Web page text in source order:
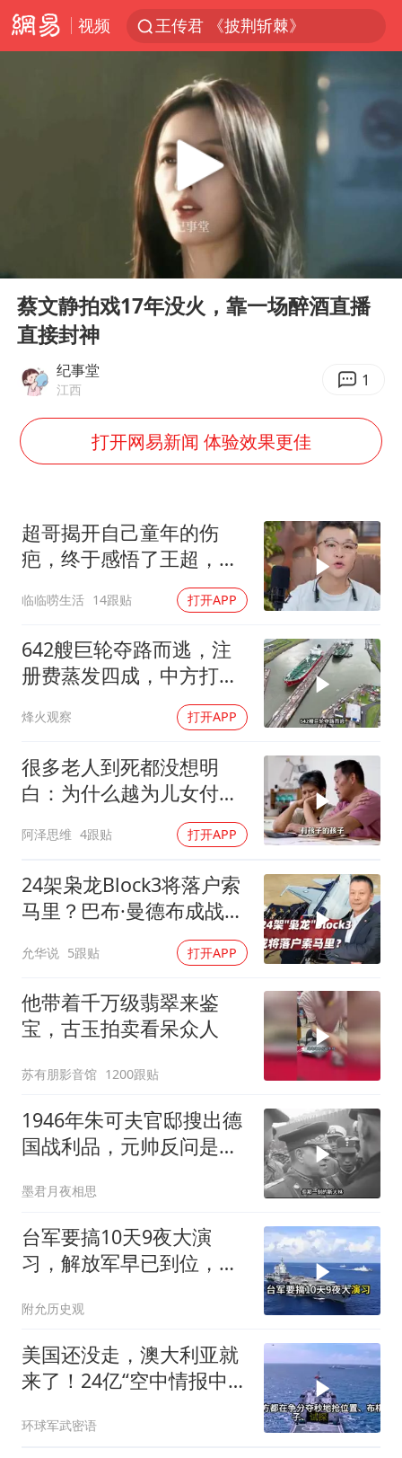
视频
王传君 《披荆斩棘》
国足U17与阿森纳决赛取消 并列冠军
2025年小学教师减少13.19万
王艺迪无缘横滨赛决赛
蒯曼挺进WTT横滨冠军赛女单四强
以军士兵把枪口对准中国记者
白海豚5次眼壁置换
Play
蔡文静拍戏17年没火，靠一场醉酒直播
直接封神
纪事堂
江西 1
打开网易新闻 体验效果更佳
超哥揭开自己童年的伤
疤，终于感悟了王超，他
决定接妈妈回来养老
临临唠生活 14跟贴 打开APP
642艘巨轮夺路而逃，注
册费蒸发四成，中方打到
烽火观察 打开APP
很多老人到死都没想明
白：为什么越为儿女付
阿泽思维 4跟贴 打开APP
24架枭龙Block3将落户索
马里？巴布·曼德布成战略
允华说 5跟贴 打开APP
他带着千万级翡翠来鉴
宝，古玉拍卖看呆众人
苏有朋影音馆 1200跟贴
1946年朱可夫官邸搜出德
国战利品，元帅反问是否
墨君月夜相思
台军要搞10天9夜大演
习，解放军早已到位，美
味了
附允历史观
美国还没走，澳大利亚就
来了！24亿“空中情报中
环球军武密语